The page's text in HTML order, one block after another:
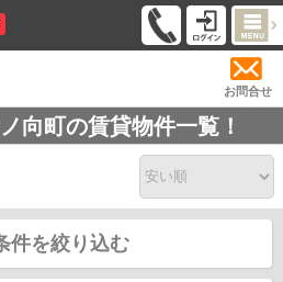
お問合せ
向町の賃貸物件一覧！
件を絞り込む